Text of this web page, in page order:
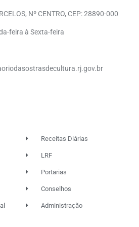
Nº CENTRO, CEP: 28890-000
feira à Sexta-feira
Receitas Diárias
LRF
Portarias
Conselhos
Administração